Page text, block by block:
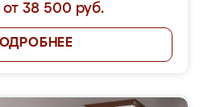
от 38 500 руб.